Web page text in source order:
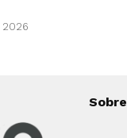
2026
Sobre